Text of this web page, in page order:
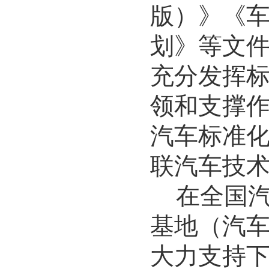
版）》《
划》等文
充分发挥
领和支撑
汽车标准
联汽车技
在全国
基地（汽
大力支持